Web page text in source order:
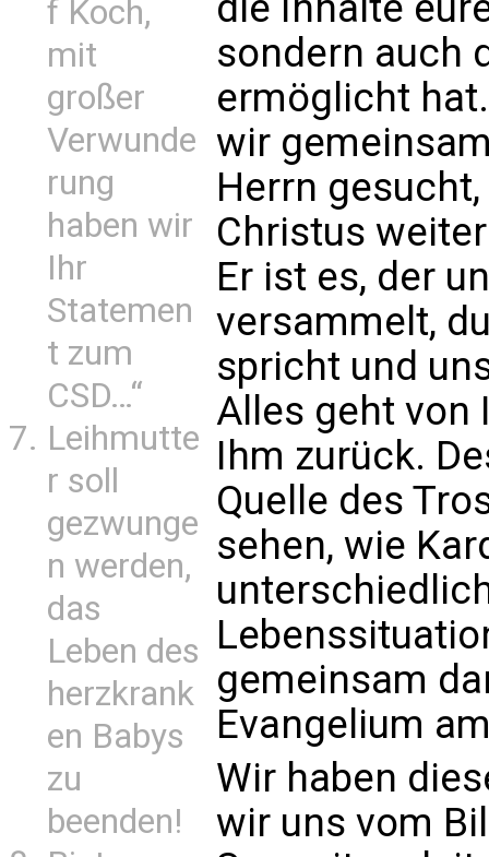
f Koch,
mit
großer
Verwunde
rung
haben wir
Ihr
Statemen
t zum
CSD…“
Leihmutte
r soll
gezwunge
n werden,
das
Leben des
herzkrank
en Babys
zu
beenden!
sondern auch
ermöglicht
wir
Herrn
Christus
Er ist es, der
versammelt,
spricht und
Alles geht von
Ihm zurück.
Quelle des
sehen, wie
gemeinsam
Evangelium
Wir haben
wir uns vom